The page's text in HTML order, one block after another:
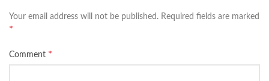
Your email address will not be published. Required fields are marked
*
Comment *